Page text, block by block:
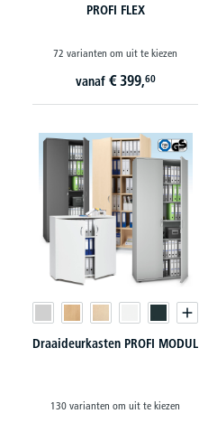
PROFI FLEX
72 varianten om uit te kiezen
vanaf € 399,60
Draaideurkasten PROFI MODUL
130 varianten om uit te kiezen